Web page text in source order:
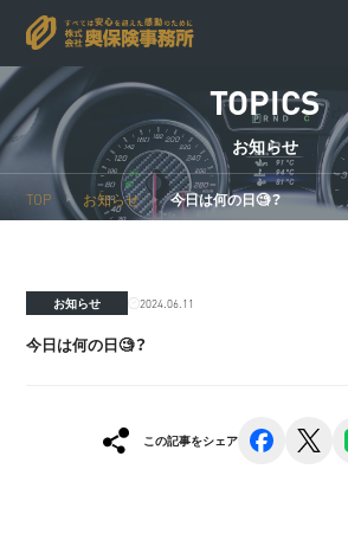
TOPICS
お知らせ
TOP お知らせ 今日は何の日🧐？
お知らせ 2024.06.11
今日は何の日🧐？
この記事をシェア facebook